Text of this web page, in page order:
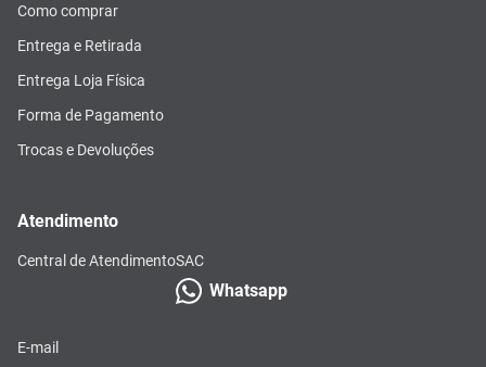
Como comprar
Entrega e Retirada
Entrega Loja Física
Forma de Pagamento
Trocas e Devoluções
Atendimento
Central de AtendimentoSAC
Whatsapp
E-mail